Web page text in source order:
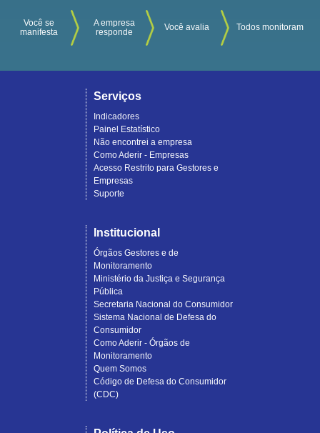
Você se
manifesta
A empresa
responde
Você avalia Todos monitoram
Serviços
Indicadores
Painel Estatístico
Não encontrei a empresa
Como Aderir - Empresas
Acesso Restrito para Gestores e
Empresas
Suporte
Institucional
Órgãos Gestores e de
Monitoramento
Ministério da Justiça e Segurança
Pública
Secretaria Nacional do Consumidor
Sistema Nacional de Defesa do
Consumidor
Como Aderir - Órgãos de
Monitoramento
Quem Somos
Código de Defesa do Consumidor
(CDC)